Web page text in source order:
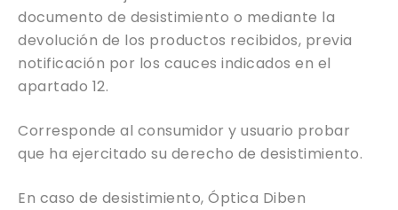
documento de desistimiento o mediante la
devolución de los productos recibidos, previa
notificación por los cauces indicados en el
apartado 12.
Corresponde al consumidor y usuario probar
que ha ejercitado su derecho de desistimiento.
En caso de desistimiento, Óptica Diben